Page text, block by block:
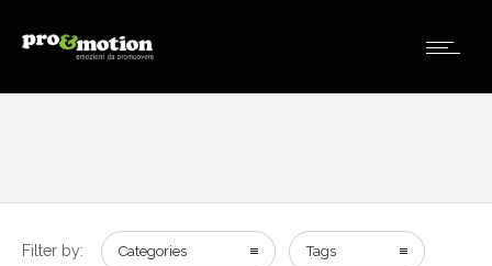
Filter by: Categories Tags